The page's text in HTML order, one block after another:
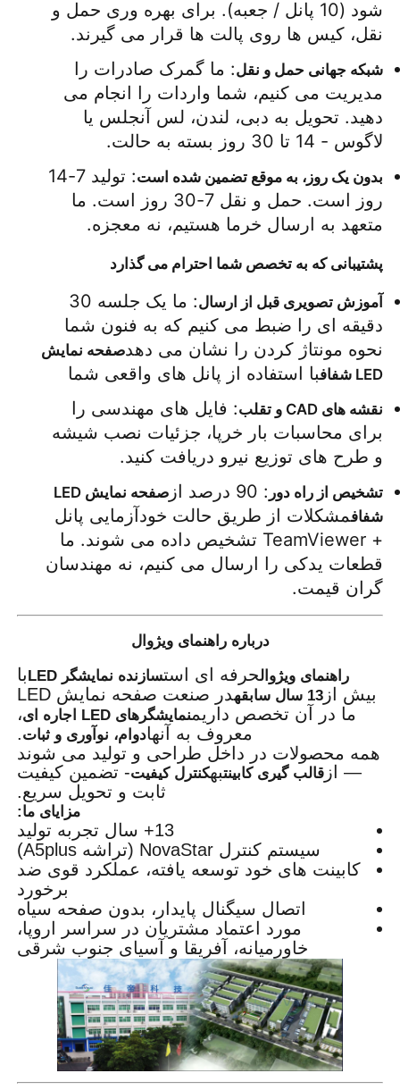
نقل، کیس ها روی پالت ها قرار می گیرند.
شبکه جهانی حمل و نقل
لاگوس - 14 تا 30 روز بسته به حالت.
بدون یک روز، به موقع تضمین شده است
متعهد به ارسال خرما هستیم، نه معجزه.
پشتیبانی که به تخصص شما احترام می گذارد
آموزش تصویری قبل از ارسال
نحوه مونتاژ کردن را نشان می دهد
LED شفاف
با استفاده از پانل های واقعی شما
نقشه های CAD و تقلب
و طرح های توزیع نیرو دریافت کنید.
تشخیص از راه دور : 90 درصد از
شفاف
گران قیمت.
درباره راهنمای ویژوال
راهنمای ویژوالحرفه ای استسازنده نمایشگر LED
با
بیش از 13 سال سابقه
در صنعت صفحه نمایش LED
ما در آن تخصص داریمنمایشگرهای LED اجاره ای
،
معروف به آنهادوام، نوآوری و ثبات.
همه محصولات در داخل طراحی و تولید می شوند
— از قالب گیری کابینتبهکنترل کیفیت- تضمین کیفیت
ثابت و تحویل سریع.
مزایای ما:
13+ سال تجربه تولید
سیستم کنترل NovaStar (تراشه A5plus)
کابینت های خود توسعه یافته، عملکرد قوی ضد
برخورد
اتصال سیگنال پایدار، بدون صفحه سیاه
مورد اعتماد مشتریان در سراسر اروپا،
خاورمیانه، آفریقا و آسیای جنوب شرقی